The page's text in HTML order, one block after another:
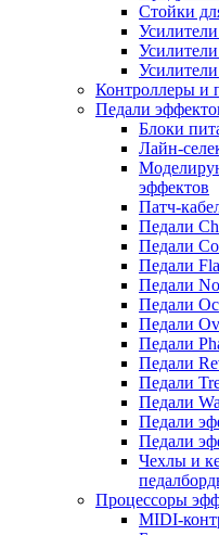
Стойки
Контроллеры и
Педали
Блоки
Лайн-
эффектов
Патч-
Педали
Педали
Педали
Педали
Педали
Педали
Педали
Педали
Педали
Педали
Педали
Педали
Чехлы и
Процессоры
MIDI-